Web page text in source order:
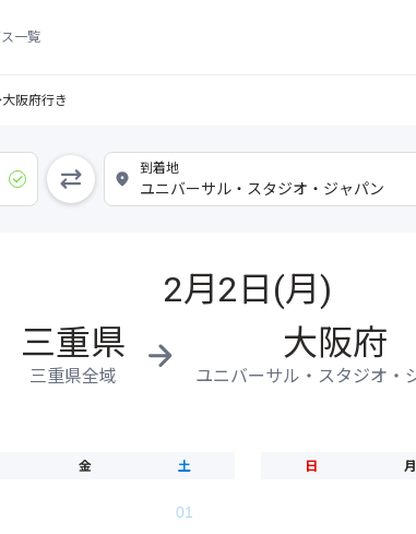
一覧
阪府行き
2月2日(月)
三重県
三重県全域
大阪府
ユニバーサル・スタジオ・
金 土
01
日 月